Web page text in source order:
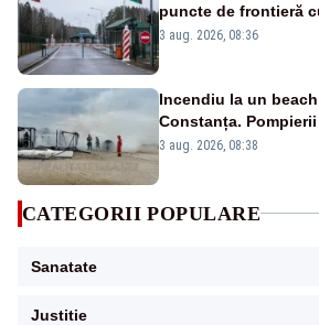
puncte de frontieră
3 aug. 2026, 08:36
Incendiu la un
Constanța.
VIDEO
3 aug. 2026, 08:38
CATEGORII POPULARE
Sanatate
Justitie